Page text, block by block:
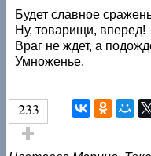
Будет славное
Ну, товарищи, вперед!
Враг не ждет, а
Умноженье.
233
Голос за!